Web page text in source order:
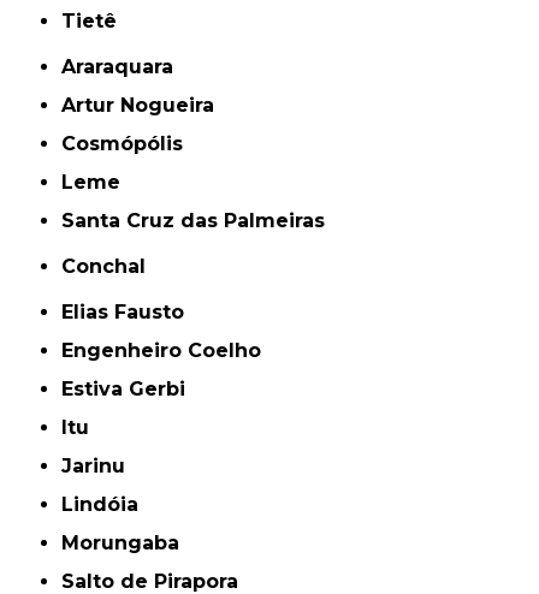
Tietê
Araraquara
Artur Nogueira
Cosmópólis
Leme
Santa Cruz das Palmeiras
Conchal
Elias Fausto
Engenheiro Coelho
Estiva Gerbi
Itu
Jarinu
Lindóia
Morungaba
Salto de Pirapora